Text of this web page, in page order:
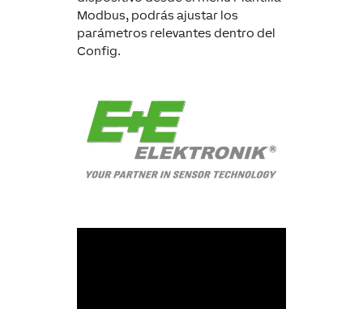
Modbus, podrás ajustar los
parámetros relevantes dentro del
Config.